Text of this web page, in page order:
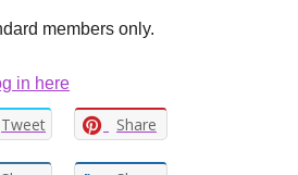
members only.
in here
Tweet Share